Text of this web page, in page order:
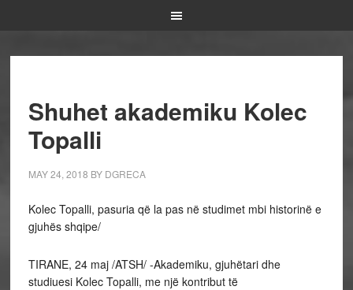
Shuhet akademiku Kolec
Topalli
MAY 24, 2018 BY DGRECA
Kolec Topalli, pasuria që la pas në studimet mbi historinë e
gjuhës shqipe/
TIRANE, 24 maj /ATSH/ -Akademiku, gjuhëtari dhe
studiuesi Kolec Topalli, me një kontribut të